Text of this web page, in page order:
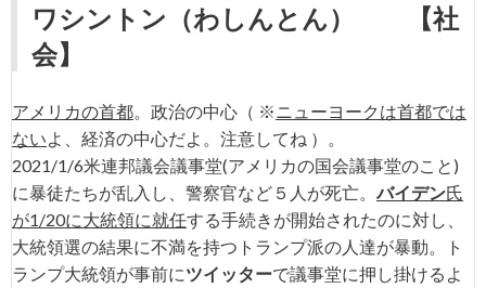
ワシントン （わしんとん）
【社
会】
アメリカの首都 。政治の中心（ ※ ニューヨークは首都では
ない よ、経済の中心だよ。注意してね ）。
2021/1/6米連邦議会議事堂(アメリカの国会議事堂のこと)
に暴徒たちが乱入し、警察官など５人が死亡。 バイデン氏
が1/20に大統領に就任する手続きが開始されたのに対し、
大統領選の結果に不満を持つトランプ派の人達が暴動。ト
ランプ大統領が事前にツイッターで議事堂に押し掛けるよ